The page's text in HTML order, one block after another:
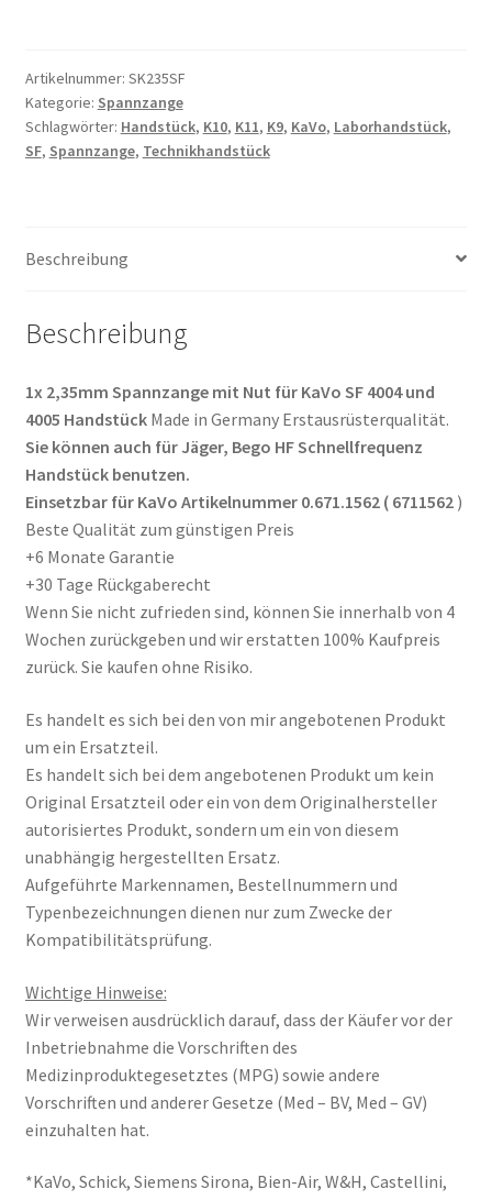
SF
4004,
4005
Germany
Artikelnummer: SK235SF
Kategorie: Spannzange
Schlagwörter: Handstück, K10, K11, K9, KaVo, Laborhandstück,
SF, Spannzange, Technikhandstück
Beschreibung
Beschreibung
1x 2,35mm Spannzange mit Nut für KaVo SF 4004 und
4005 HandstückMade in Germany Erstausrüsterqualität.
Sie können auch für Jäger, Bego HF Schnellfrequenz
Handstück benutzen.
Einsetzbar für KaVo Artikelnummer 0.671.1562 ( 6711562)
Beste Qualität zum günstigen Preis
+6 Monate Garantie
+30 Tage Rückgaberecht
Wenn Sie nicht zufrieden sind, können Sie innerhalb von 4
Wochen zurückgeben und wir erstatten 100% Kaufpreis
zurück. Sie kaufen ohne Risiko.
Es handelt es sich bei den von mir angebotenen Produkt
um ein Ersatzteil.
Es handelt sich bei dem angebotenen Produkt um kein
Original Ersatzteil oder ein von dem Originalhersteller
autorisiertes Produkt, sondern um ein von diesem
unabhängig hergestellten Ersatz.
Aufgeführte Markennamen, Bestellnummern und
Typenbezeichnungen dienen nur zum Zwecke der
Kompatibilitätsprüfung.
Wichtige Hinweise:
Wir verweisen ausdrücklich darauf, dass der Käufer vor der
Inbetriebnahme die Vorschriften des
Medizinproduktegesetztes (MPG) sowie andere
Vorschriften und anderer Gesetze (Med – BV, Med – GV)
einzuhalten hat.
*KaVo, Schick, Siemens Sirona, Bien-Air, W&H, Castellini,